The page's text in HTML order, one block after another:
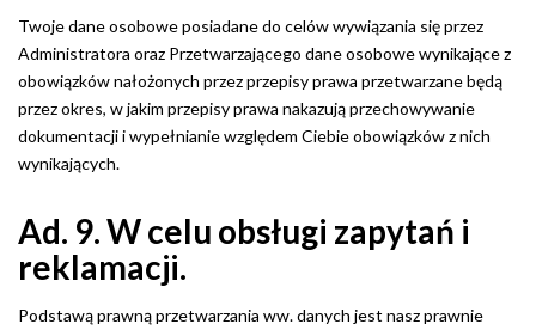
Twoje dane osobowe posiadane do celów wywiązania się przez
Administratora oraz Przetwarzającego dane osobowe wynikające z
obowiązków nałożonych przez przepisy prawa przetwarzane będą
przez okres, w jakim przepisy prawa nakazują przechowywanie
dokumentacji i wypełnianie względem Ciebie obowiązków z nich
wynikających.
Ad. 9. W celu obsługi zapytań i
reklamacji.
Podstawą prawną przetwarzania ww. danych jest nasz prawnie